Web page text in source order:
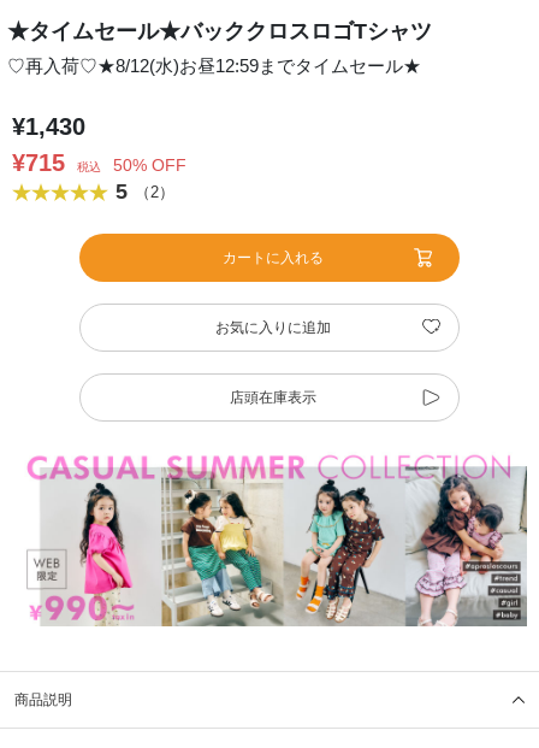
★タイムセール★バッククロスロゴTシャツ
♡再入荷♡★8/12(水)お昼12:59までタイムセール★
¥1,430
¥715
税込 50% OFF
5 （2）
カートに入れる
お気に入りに追加
店頭在庫表示
商品説明